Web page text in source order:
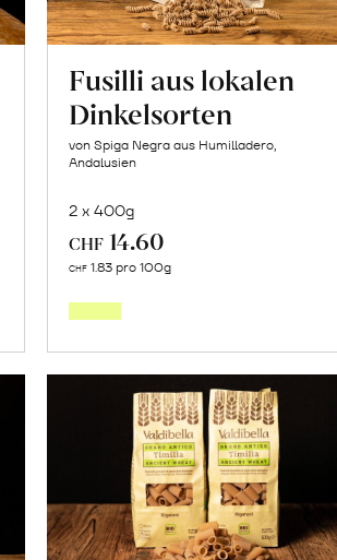
Fusilli aus lokalen
Dinkelsorten
von Spiga Negra aus Humilladero,
Andalusien
2 x 400g
CHF 14.60
CHF 1.83 pro 100g